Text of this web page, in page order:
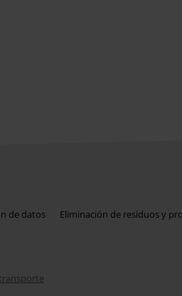
de datos Eliminación de residuos y